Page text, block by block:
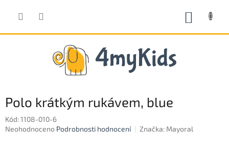
Polo krátkým rukávem, blue
Kód:1108-010-6
Průměrné
Neohodnoceno Podrobnosti hodnocení Značka: Mayoral